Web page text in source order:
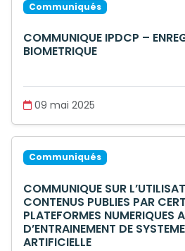
Communiqués
COMMUNIQUE IPDCP –
BIOMETRIQUE
09 mai 2025
Communiqués
COMMUNIQUE SUR
CONTENUS PUBLIES PAR
PLATEFORMES NUMERIQUES
D’ENTRAINEMENT DE
ARTIFICIELLE